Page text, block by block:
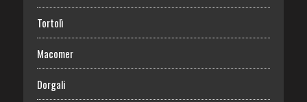
Tortolì
Macomer
Dorgali